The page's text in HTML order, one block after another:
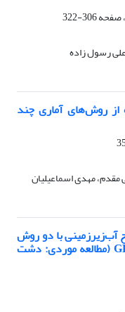
306-322
رسول زاده
از روش‌های آماری چند
مهدی اسماعیلیان
با دو روش
تداخل سنجی راداری و ایستگاه ثابت GPS (مطالعه موردی: دشت